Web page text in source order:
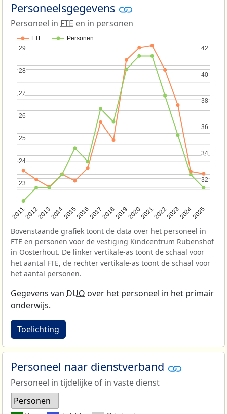
Personeelsgegevens
Personeel in FTE en in personen
FTE Personen
201120122013201420152016201720182019202020212022202320242025
23
23
24
24
25
25
26
26
27
27
28
28
29
29
32
32
34
34
36
36
38
38
40
40
42
42
Bovenstaande grafiek toont de data over het personeel in
FTE en personen voor de vestiging Kindcentrum Rubenshof
in Oosterhout. De linker vertikale-as toont de schaal voor
het aantal FTE, de rechter vertikale-as toont de schaal voor
het aantal personen.
Gegevens van DUO over het personeel in het primair
onderwijs.
Toelichting
Personeel naar dienstverband
Personeel in tijdelijke of in vaste dienst
Personen